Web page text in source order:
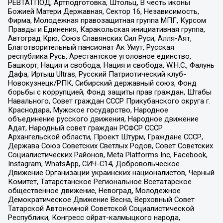
РЕВТАТПОД, Артподготовка, Штольц, В честь иконы
Божией Матери Державная, Сектор 16, Независимость,
Фирма, Молодежная правозащитная группа МПГ, Курсом
Правды и Единения, Каракольская инициативная группа,
Автоград Крю, Союз Славянских Сил Руси, Алля-Аят,
Благотворительный пансионат Ак Умут, Русская
республика Русь, Арестантское уголовное единство,
Башкорт, Нация и свобода, Нация и свобода, W.H.С., Фалунь
Дафа, Иртыш Ultras, Русский Патриотический клуб-
Новокузнецк/РПК, Сибирский державный союз, Фонд
борьбы с коррупцией, Фонд защиты прав граждан, Штабы
Навального, Совет граждан СССР Прикубанского округа г.
Краснодара, Мужское государство, Народное
объединение русского движения, Народное движение
Адат, Народный совет граждан РСФСР СССР
Архангельской области, Проект Штурм, Граждане СССР,
Держава Союз Советских Светлых Родов, Совет Советских
Социалистических Районов, Meta Platforms Inc, Facebook,
Instagram, WhatsApp, СИЧ-С14, Добровольческое
Движение Организации украинских националистов, Черный
Комитет, Татарстанское Региональное Всетатарское
общественное движение, Невоград, Молодежное
Демократическое Движение Весна, Верховный Совет
Татарской Автономной Советской Социалистической
Республики, Конгресс ойрат-калмыцкого народа,